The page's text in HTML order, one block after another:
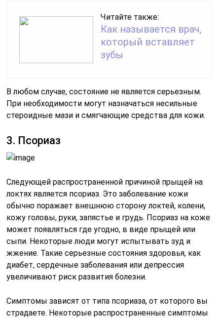
Читайте также:
Как называется врач,
который вставляет
зубы
В любом случае, состояние не является серьезным.
При необходимости могут назначаться несильные
стероидные мази и смягчающие средства для кожи.
3. Псориаз
Следующей распространенной причиной прыщей на
локтях является псориаз. Это заболевание кожи
обычно поражает внешнюю сторону локтей, колени,
кожу головы, руки, запястье и грудь. Псориаз на коже
может появляться где угодно, в виде прыщей или
сыпи. Некоторые люди могут испытывать зуд и
жжение. Такие серьезные состояния здоровья, как
диабет, сердечные заболевания или депрессия
увеличивают риск развития болезни.
Симптомы зависят от типа псориаза, от которого вы
страдаете. Некоторые распространенные симптомы